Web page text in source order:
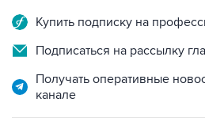
Купить подписку на
Подписаться на рассылку
Получать оперативные
канале